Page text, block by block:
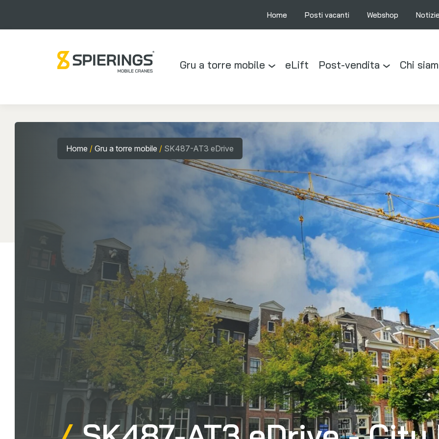
Home Posti vacanti Webshop
Gru a torre mobile eLift Post-vendita Chi
Home / Gru a torre mobile / SK487-AT3 eDrive